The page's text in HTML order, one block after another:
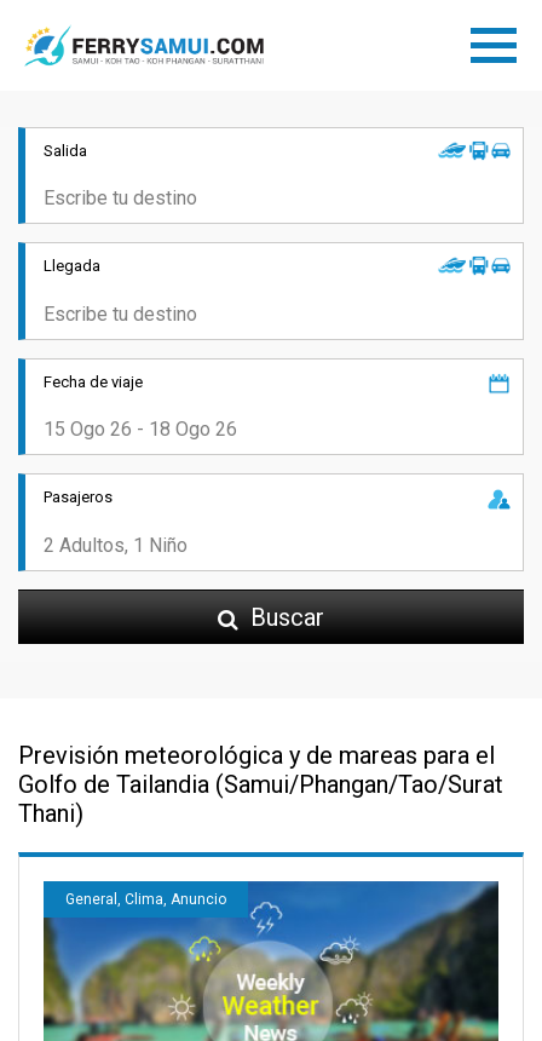
Salida
Llegada
Fecha de viaje
Pasajeros
Buscar
Previsión meteorológica y de mareas para el
Golfo de Tailandia (Samui/Phangan/Tao/Surat
Thani)
General, Clima, Anuncio